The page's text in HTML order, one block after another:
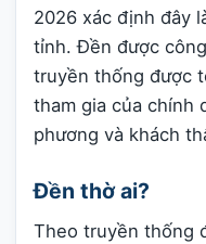
2026 xác định đây
tỉnh. Đền được
truyền thống được
tham gia của chính
phương và khách
Đền thờ ai?
Theo truyền thống